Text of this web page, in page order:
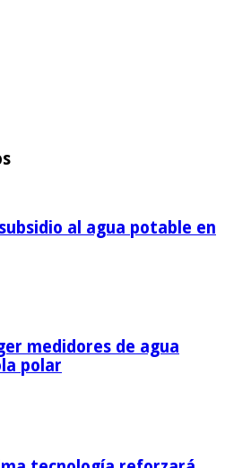
al agua potable en
medidores de agua
polar